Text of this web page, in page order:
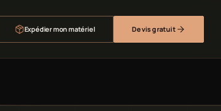
Expédier mon matériel Devis gratuit